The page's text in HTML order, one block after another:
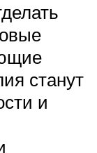
станут
и